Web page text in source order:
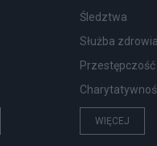
Śledztwa
Służba zdrowia
Przestępczość
WIĘCEJ